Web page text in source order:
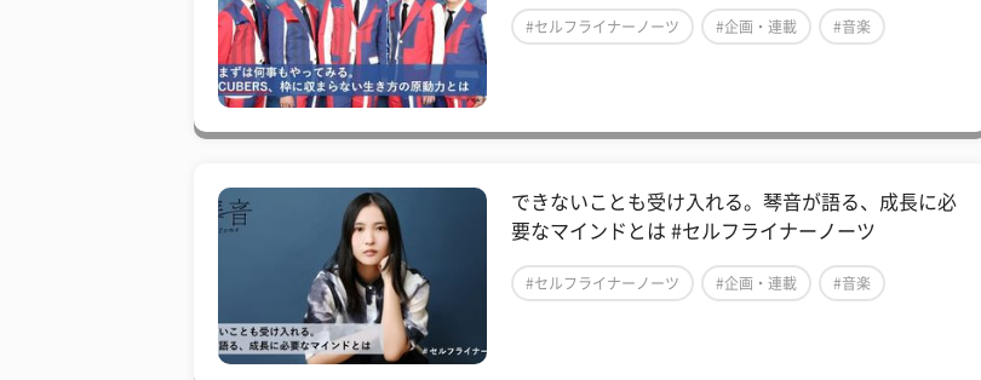
#セルフライナーノーツ #企画・連載 #音楽
できないことも受け入れる。琴音が語る、成長に必
要なマインドとは #セルフライナーノーツ
#セルフライナーノーツ #企画・連載 #音楽